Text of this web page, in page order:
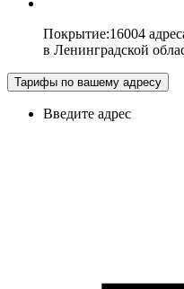
Покрытие:16004
в Ленинградской
Тарифы по вашему адресу
Введите адрес